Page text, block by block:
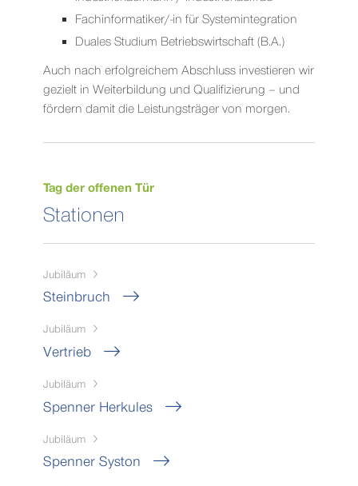
Fachinformatiker/-in für Systemintegration
Duales Studium Betriebswirtschaft (B.A.)
Auch nach erfolgreichem Abschluss investieren wir
gezielt in Weiterbildung und Qualifizierung – und
fördern damit die Leistungsträger von morgen.
Tag der offenen Tür
Stationen
Jubiläum
Steinbruch
Jubiläum
Vertrieb
Jubiläum
Spenner Herkules
Jubiläum
Spenner Syston